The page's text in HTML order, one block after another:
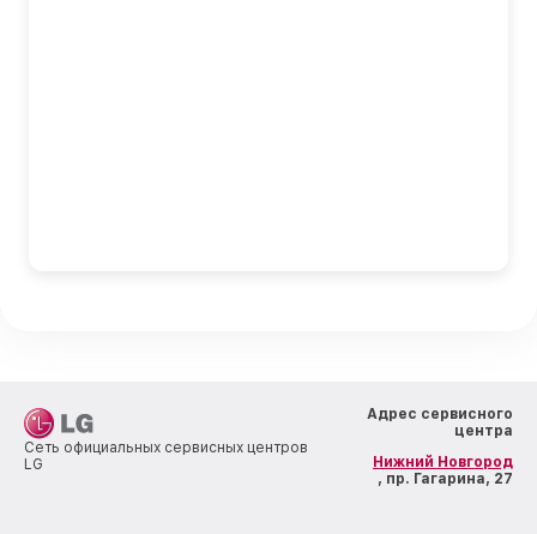
Сеть официальных сервисных центров
LG
Адрес сервисного
центра
Нижний Новгород
, пр. Гагарина, 27